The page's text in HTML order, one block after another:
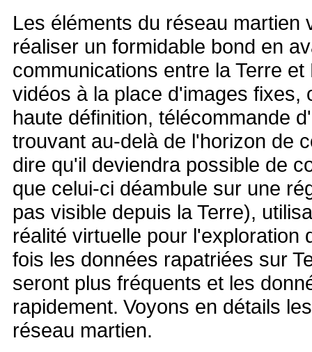
Les éléments du réseau martien
réaliser un formidable bond en
communications entre la Terre
vidéos à la place d'images fixes,
haute définition, télécommande
trouvant au-delà de l'horizon de
dire qu'il deviendra possible de
que celui-ci déambule sur une
pas visible depuis la Terre),
réalité virtuelle pour l'exploration
fois les données rapatriées sur
seront plus fréquents et les
rapidement. Voyons en détails
réseau martien.